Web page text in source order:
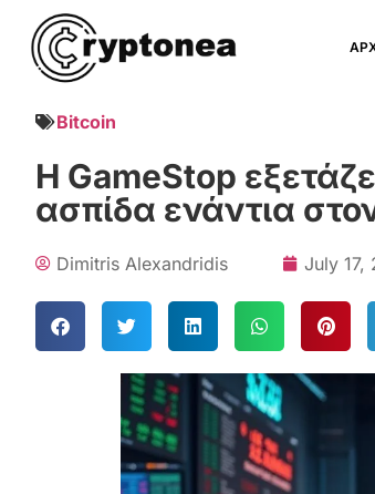
Bitcoin
Η GameStop
ασπίδα ενάντια
Dimitris Alexandridis July 17,